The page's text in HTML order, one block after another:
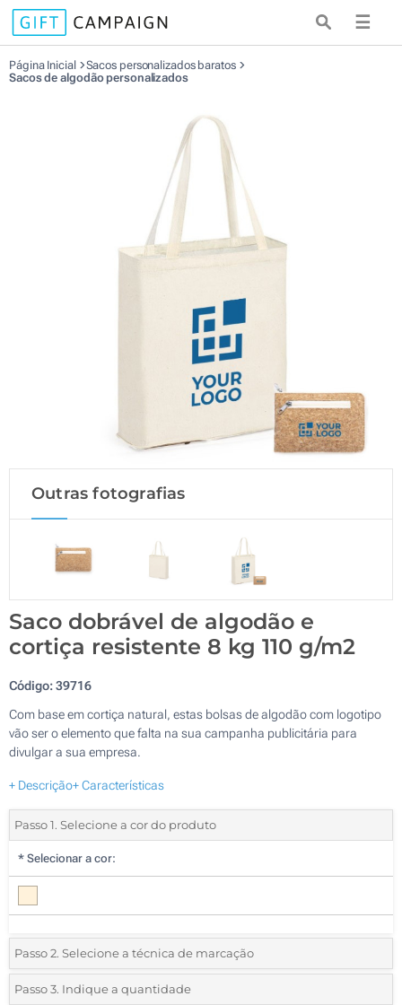
☰
Página Inicial
Sacos personalizados baratos
Sacos de algodão personalizados
Outras fotografias
Saco dobrável de algodão e
cortiça resistente 8 kg 110 g/m2
Código:39716
Com base em cortiça natural, estas bolsas de algodão com logotipo
vão ser o elemento que falta na sua campanha publicitária para
divulgar a sua empresa.
+ Descrição+ Características
Passo 1. Selecione a cor do produto
* Selecionar a cor:
Passo 2. Selecione a técnica de marcação
*Selecione o tipo de marcação e as cores do logotipo:
Passo 3. Indique a quantidade